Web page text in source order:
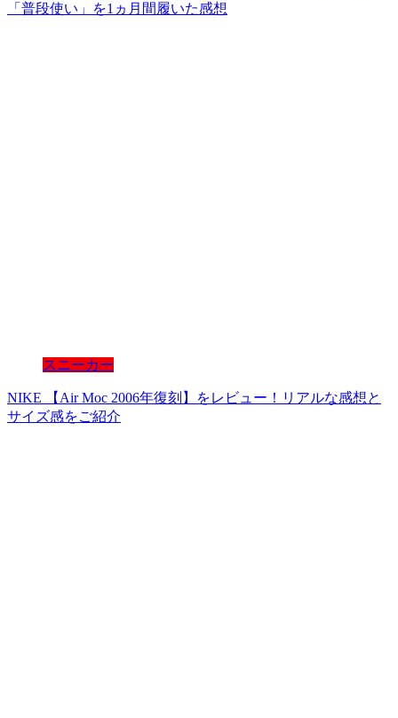
「普段使い」を1ヵ月間履いた感想
スニーカー
NIKE 【Air Moc 2006年復刻】をレビュー！リアルな感想と
サイズ感をご紹介